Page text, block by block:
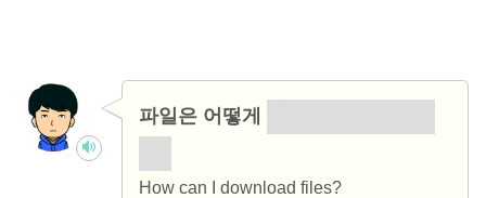
파일은 어떻게
How can I download files?